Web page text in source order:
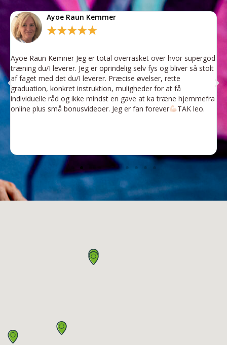
Ayoe Raun Kemmer
★★★★★
Ayoe Raun Kemner Jeg er total overrasket over hvor supergod
træning du/I leverer. Jeg er oprindelig selv fys og bliver så stolt
af faget med det du/I leverer. Præcise øvelser, rette
graduation, konkret instruktion, muligheder for at få
individuelle råd og ikke mindst en gave at ka træne hjemmefra
online plus små bonusvideoer. Jeg er fan forever
TAK leo.